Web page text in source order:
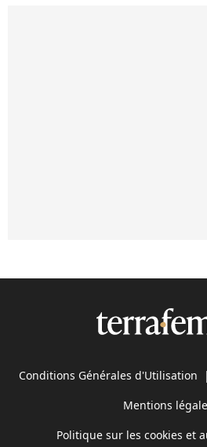
Conditions Générales d'Utilisation |
Mentions
Politique sur les cookies et